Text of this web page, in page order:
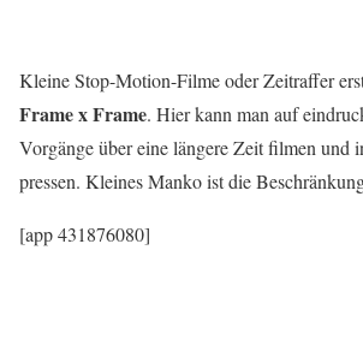
Kleine Stop-Motion-Filme oder Zeitraffer
Frame x Frame. Hier kann man auf
Vorgänge über eine längere Zeit filmen und
pressen. Kleines Manko ist die
[app 431876080]